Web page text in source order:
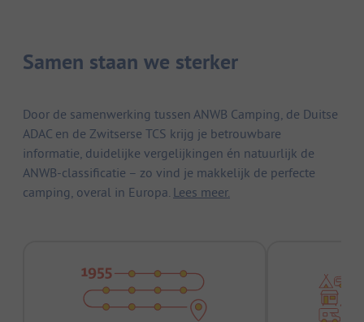
Samen staan we sterker
Door de samenwerking tussen ANWB Camping, de Duitse
ADAC en de Zwitserse TCS krijg je betrouwbare
informatie, duidelijke vergelijkingen én natuurlijk de
ANWB-classificatie – zo vind je makkelijk de perfecte
camping, overal in Europa. Lees meer.